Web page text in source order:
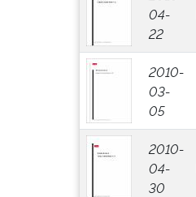
04-
22
2010-
03-
05
2010-
04-
30